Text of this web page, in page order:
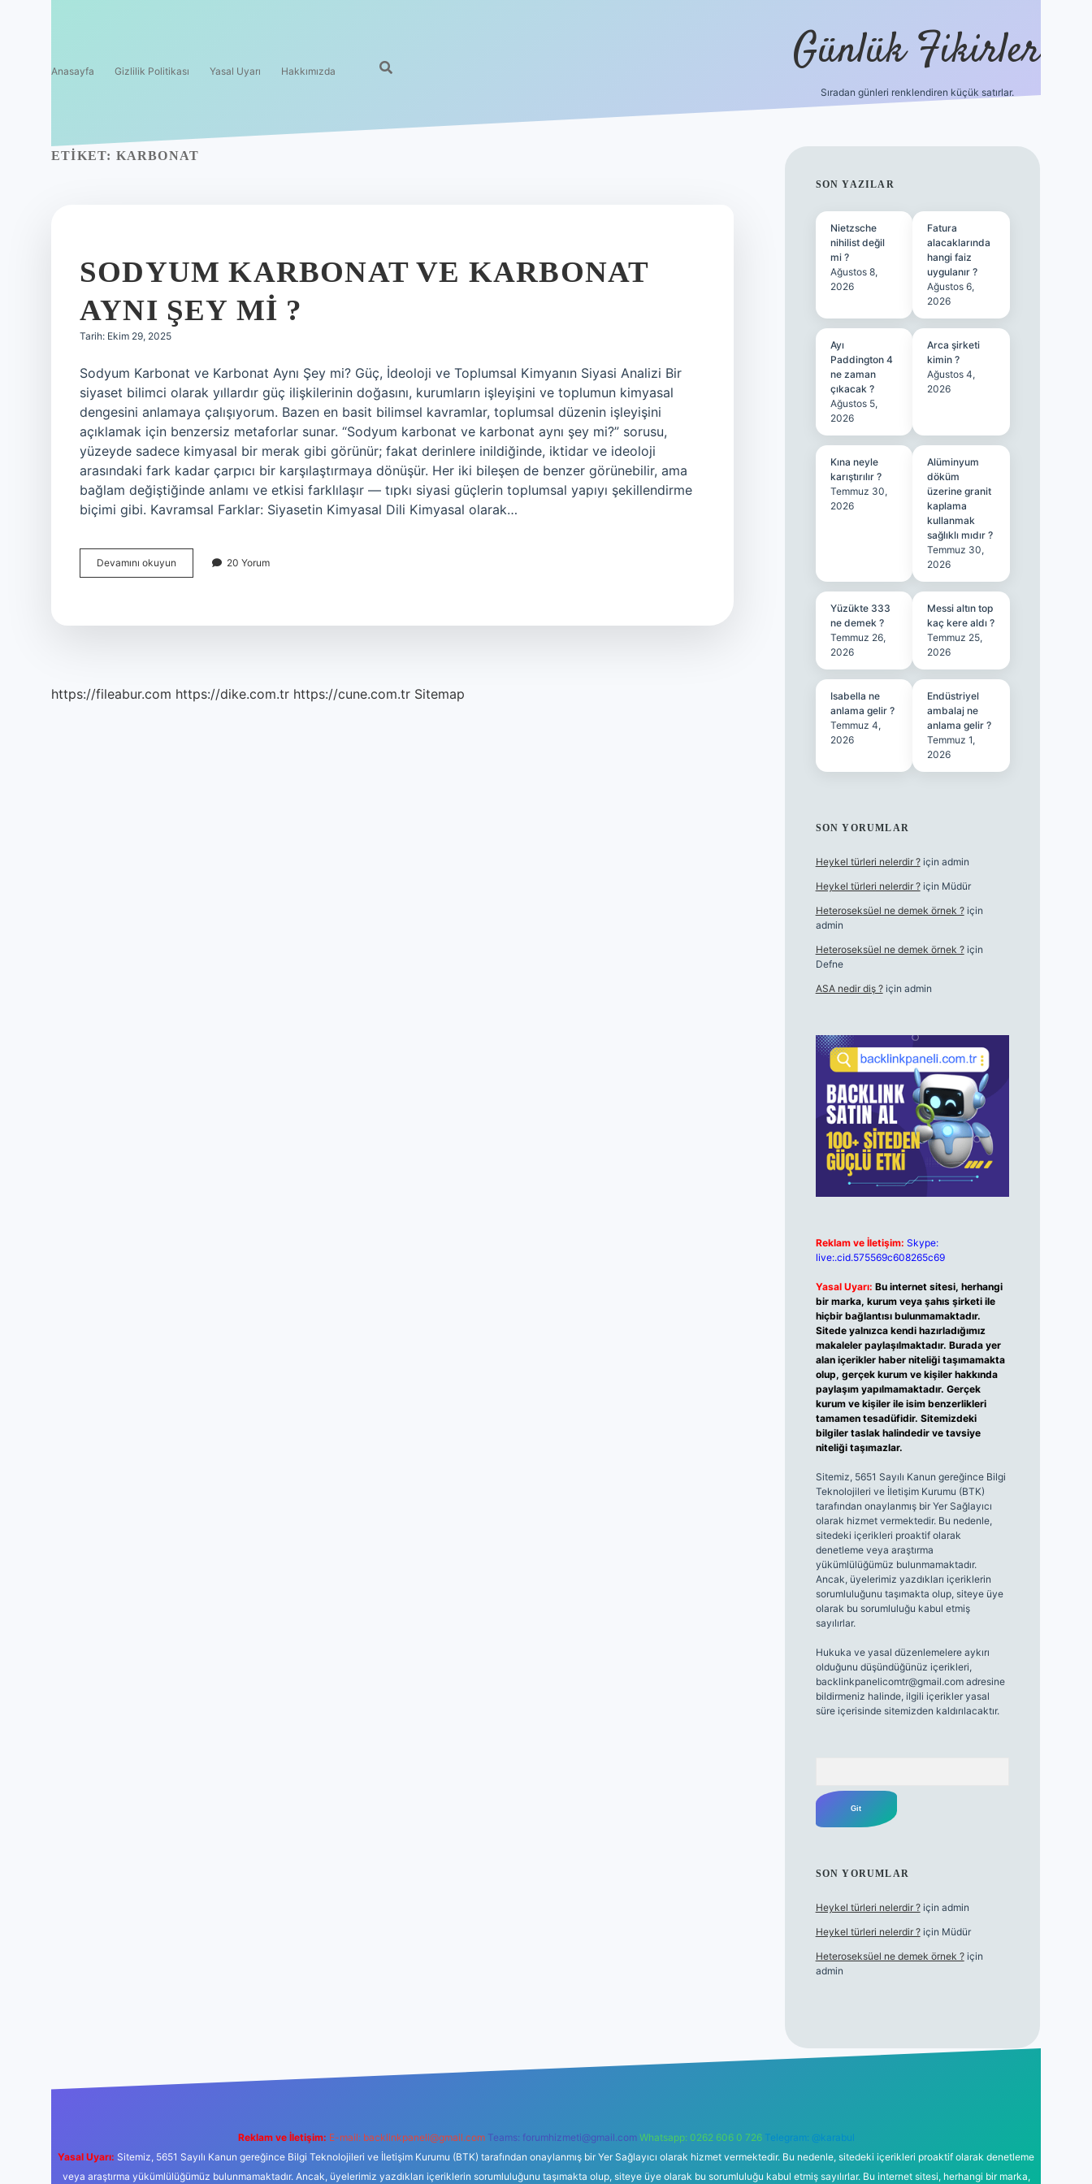
Anasayfa Gizlilik Politikası Yasal Uyarı Hakkımızda Günlük Fikirler
Sıradan günleri renklendiren küçük satırlar.
ETIKET: KARBONAT
SODYUM KARBONAT VE KARBONAT
AYNI ŞEY MI ?
Tarih: Ekim 29, 2025
Sodyum Karbonat ve Karbonat Aynı Şey mi? Güç, İdeoloji ve Toplumsal Kimyanın Siyasi Analizi Bir
siyaset bilimci olarak yıllardır güç ilişkilerinin doğasını, kurumların işleyişini ve toplumun kimyasal
dengesini anlamaya çalışıyorum. Bazen en basit bilimsel kavramlar, toplumsal düzenin işleyişini
açıklamak için benzersiz metaforlar sunar. “Sodyum karbonat ve karbonat aynı şey mi?” sorusu,
yüzeyde sadece kimyasal bir merak gibi görünür; fakat derinlere inildiğinde, iktidar ve ideoloji
arasındaki fark kadar çarpıcı bir karşılaştırmaya dönüşür. Her iki bileşen de benzer görünebilir, ama
bağlam değiştiğinde anlamı ve etkisi farklılaşır — tıpkı siyasi güçlerin toplumsal yapıyı şekillendirme
biçimi gibi. Kavramsal Farklar: Siyasetin Kimyasal Dili Kimyasal olarak…
Devamını okuyun Sodyum
karbonat
20 Yorum
https://fileabur.com https://dike.com.tr https://cune.com.tr Sitemap
SIDEBAR
SON YAZILAR
Nietzsche
nihilist değil
mi ?
Ağustos 8,
2026
Fatura
alacaklarında
hangi faiz
uygulanır ?
Ağustos 6,
2026
Ayı
Paddington 4
ne zaman
çıkacak ?
Ağustos 5,
2026
Arca şirketi
kimin ?
Ağustos 4,
2026
Kına neyle
karıştırılır ?
Temmuz 30,
2026
Alüminyum
döküm
üzerine granit
kaplama
kullanmak
sağlıklı mıdır ?
Temmuz 30,
2026
Yüzükte 333
ne demek ?
Temmuz 26,
2026
Messi altın top
kaç kere aldı ?
Temmuz 25,
2026
Isabella ne
anlama gelir ?
Temmuz 4,
2026
Endüstriyel
ambalaj ne
anlama gelir ?
Temmuz 1,
2026
SON YORUMLAR
Heykel türleri nelerdir ?için admin
Heykel türleri nelerdir ?için Müdür
Heteroseksüel ne demek örnek ?için
admin
Heteroseksüel ne demek örnek ?için
Defne
ASA nedir diş ?için admin
Reklam ve İletişim: Skype:
live:.cid.575569c608265c69
Yasal Uyarı: Bu internet sitesi, herhangi
bir marka, kurum veya şahıs şirketi ile
hiçbir bağlantısı bulunmamaktadır.
Sitede yalnızca kendi hazırladığımız
makaleler paylaşılmaktadır. Burada yer
alan içerikler haber niteliği taşımamakta
olup, gerçek kurum ve kişiler hakkında
paylaşım yapılmamaktadır. Gerçek
kurum ve kişiler ile isim benzerlikleri
tamamen tesadüfidir. Sitemizdeki
bilgiler taslak halindedir ve tavsiye
niteliği taşımazlar.
Sitemiz, 5651 Sayılı Kanun gereğince Bilgi
Teknolojileri ve İletişim Kurumu (BTK)
tarafından onaylanmış bir Yer Sağlayıcı
olarak hizmet vermektedir. Bu nedenle,
sitedeki içerikleri proaktif olarak
denetleme veya araştırma
yükümlülüğümüz bulunmamaktadır.
Ancak, üyelerimiz yazdıkları içeriklerin
sorumluluğunu taşımakta olup, siteye üye
olarak bu sorumluluğu kabul etmiş
sayılırlar.
Hukuka ve yasal düzenlemelere aykırı
olduğunu düşündüğünüz içerikleri,
backlinkpanelicomtr@gmail.comadresine
bildirmeniz halinde, ilgili içerikler yasal
süre içerisinde sitemizden kaldırılacaktır.
SON YORUMLAR
Heykel türleri nelerdir ?için admin
Heykel türleri nelerdir ?için Müdür
Heteroseksüel ne demek örnek ?için
admin
ilbet güncel
Reklam ve İletişim: E-mail: backlinkpaneli@gmail.com Teams: forumhizmeti@gmail.com Whatsapp: 0262 606 0 726 Telegram: @karabul
Yasal Uyarı: Sitemiz, 5651 Sayılı Kanun gereğince Bilgi Teknolojileri ve İletişim Kurumu (BTK) tarafından onaylanmış bir Yer Sağlayıcı olarak hizmet vermektedir. Bu nedenle, sitedeki içerikleri proaktif olarak denetleme
veya araştırma yükümlülüğümüz bulunmamaktadır. Ancak, üyelerimiz yazdıkları içeriklerin sorumluluğunu taşımakta olup, siteye üye olarak bu sorumluluğu kabul etmiş sayılırlar. Bu internet sitesi, herhangi bir marka,